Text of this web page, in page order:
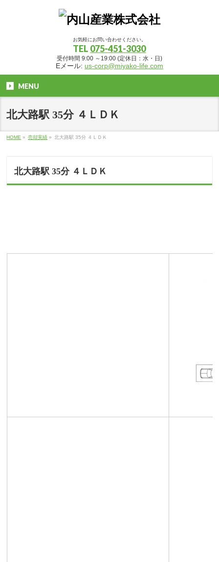
お気軽にお問い合わせください。
TEL 075-451-3030
受付時間 9:00 ～19:00 (定休日：水・日)
Eメール: us-corp@miyako-life.com
MENU
北大路駅 35分 ４ＬＤＫ
HOME » 売却実績 » 北大路駅 35分 ４ＬＤＫ
北大路駅 35分 ４ＬＤＫ